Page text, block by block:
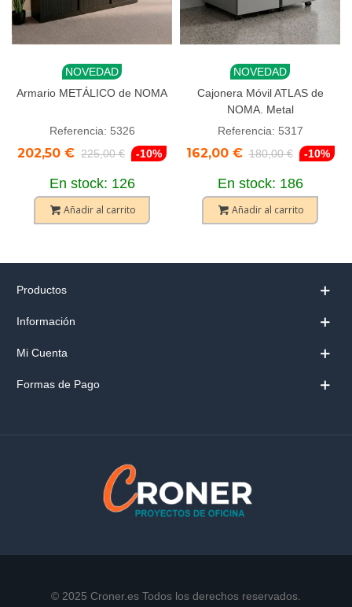
NOVEDAD
Armario METÁLICO de NOMA
Referencia: 5326
202,50 € 225,00 € -10%
En stock: 126
Añadir al carrito
NOVEDAD
Cajonera Móvil ATLAS de
NOMA. Metal
Referencia: 5317
162,00 € 180,00 € -10%
En stock: 186
Añadir al carrito
Productos
Información
Mi Cuenta
Formas de Pago
© 2025 Croner.es Todos los derechos reservados.